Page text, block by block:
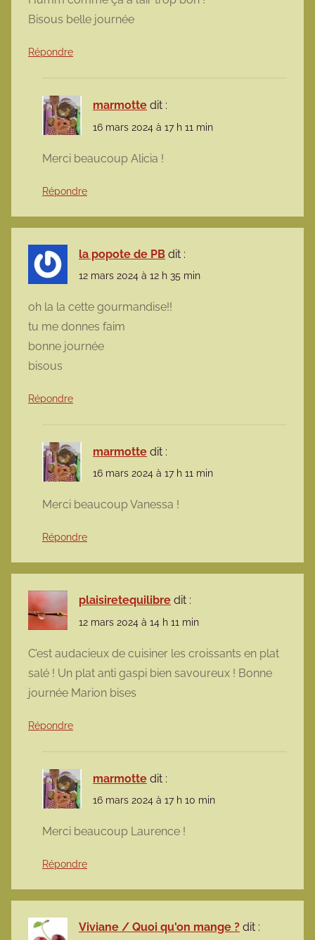
Bisous belle journée
Répondre
marmotte dit :
16 mars 2024 à 17 h 11 min
Merci beaucoup Alicia !
Répondre
la popote de PB dit :
12 mars 2024 à 12 h 35 min
oh la la cette gourmandise!!
tu me donnes faim
bonne journée
bisous
Répondre
marmotte dit :
16 mars 2024 à 17 h 11 min
Merci beaucoup Vanessa !
Répondre
plaisiretequilibre dit :
12 mars 2024 à 14 h 11 min
C’est audacieux de cuisiner les croissants en plat
salé ! Un plat anti gaspi bien savoureux ! Bonne
journée Marion bises
Répondre
marmotte dit :
16 mars 2024 à 17 h 10 min
Merci beaucoup Laurence !
Répondre
Viviane / Quoi qu'on mange ? dit :